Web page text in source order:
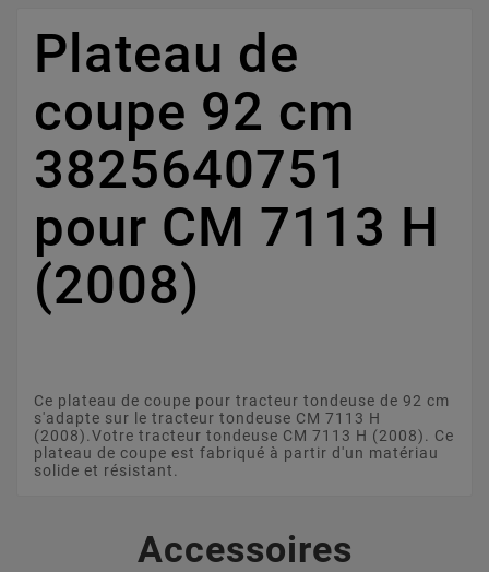
Plateau de
coupe 92 cm
3825640751
pour CM 7113 H
(2008)
Ce plateau de coupe pour tracteur tondeuse de 92 cm
s'adapte sur le tracteur tondeuse CM 7113 H
(2008).Votre tracteur tondeuse CM 7113 H (2008). Ce
plateau de coupe est fabriqué à partir d'un matériau
solide et résistant.
Accessoires